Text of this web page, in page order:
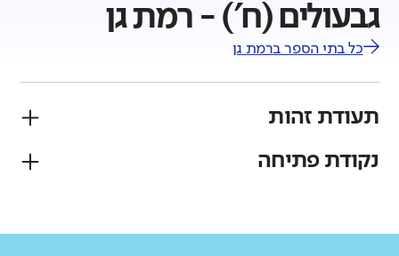
גבעולים (ח') - רמת גן
כל בתי הספר ברמת גן
תעודת זהות
פיקוח
נקודת פתיחה